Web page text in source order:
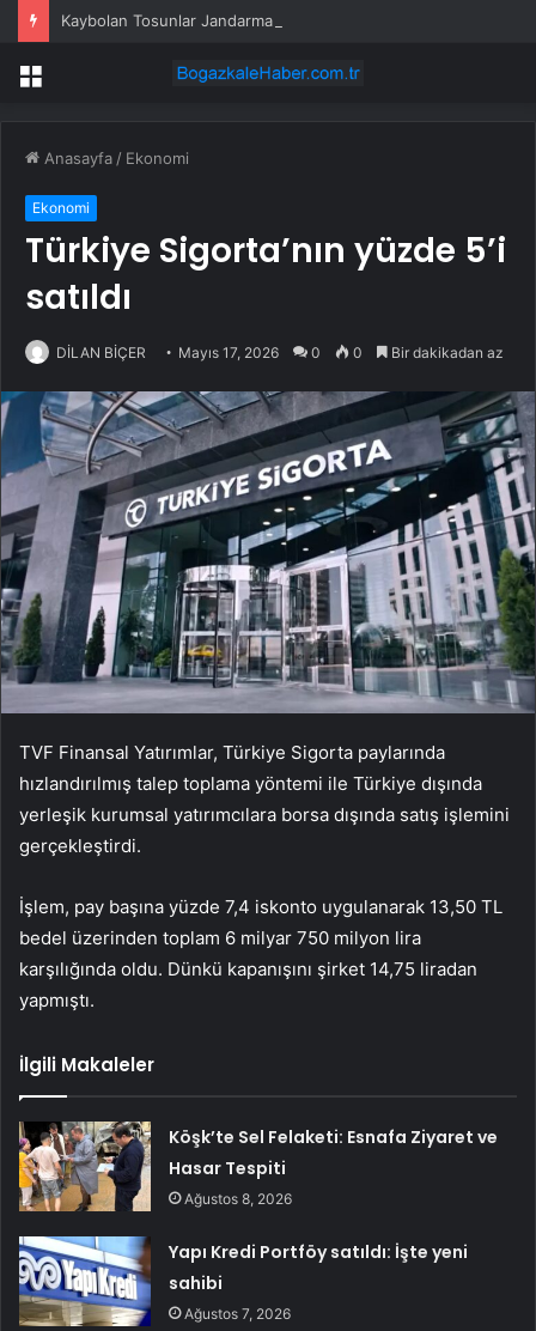
Kaybolan Tosunlar Jandarma Tarafından Bulundu
Menü
Anasayfa / Ekonomi
Ekonomi
Türkiye Sigorta’nın yüzde 5’i
satıldı
DİLAN BİÇER Mayıs 17, 2026 0 0 Bir dakikadan az
TVF Finansal Yatırımlar, Türkiye Sigorta paylarında
hızlandırılmış talep toplama yöntemi ile Türkiye dışında
yerleşik kurumsal yatırımcılara borsa dışında satış işlemini
gerçekleştirdi.
İşlem, pay başına yüzde 7,4 iskonto uygulanarak 13,50 TL
bedel üzerinden toplam 6 milyar 750 milyon lira
karşılığında oldu. Dünkü kapanışını şirket 14,75 liradan
yapmıştı.
İlgili Makaleler
Köşk’te Sel Felaketi: Esnafa Ziyaret ve
Hasar Tespiti
Ağustos 8, 2026
Yapı Kredi Portföy satıldı: İşte yeni
sahibi
Ağustos 7, 2026